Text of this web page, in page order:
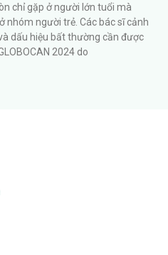
chỉ gặp ở người lớn tuổi mà
nhóm người trẻ. Các bác sĩ cảnh
dấu hiệu bất thường cần được
2024 do